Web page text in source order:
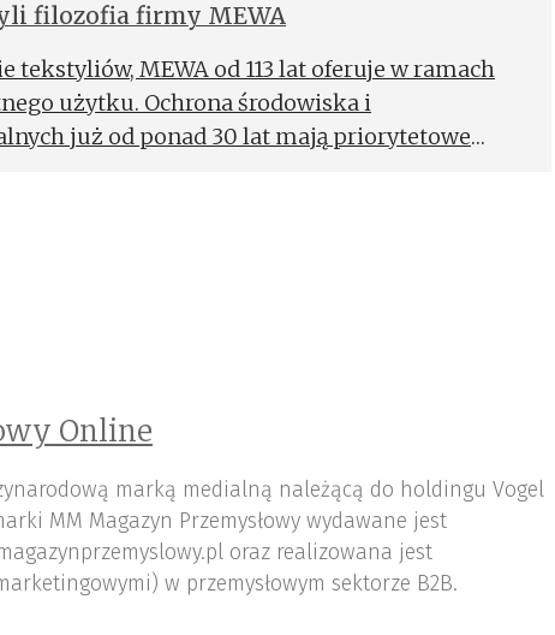
filozofia firmy MEWA
tekstyliów, MEWA od 113 lat oferuje w ramach
użytku. Ochrona środowiska i
już od ponad 30 lat mają priorytetowe
zadań. Nie bez powodu już w 1997 r.
ochrony środowiska ISO 14001.
Online
marką medialną należącą do holdingu Vogel
MM Magazyn Przemysłowy wydawane jest
oraz realizowana jest
w przemysłowym sektorze B2B.